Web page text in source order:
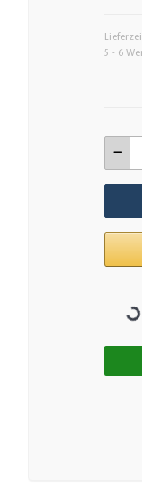
5 - 6
Loading...